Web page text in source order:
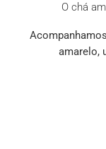
O chá
amarelo,